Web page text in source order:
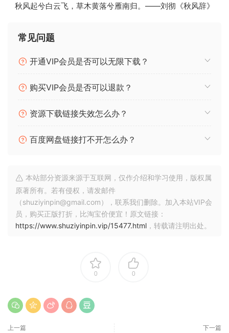
擎与 IK 业界领先的磁带建模技术相结合，重现了 60 年代和 70
样本播放器和声码器。
深度采样，以及一系列带有磁带处理功能的全新原声“非 Tron”
友 Tron 声音。
概述
– 8GB 虚拟乐器集合，包含广受欢迎的复古和磁带采样器
– 每个预设可以从 400 多个可用曲目中加载三首曲目进行分
割、分层和独奏
– 包含现代非 Tron 和复古数字样本乐器的集合
– 包括为传统用户更新的 IK 原始 SampleTron 的全部内容
– 样本加载功能通过 IK 的磁带建模 DSP 创建用户 Tron 声音
– 独立操作或 SampleTron 2 可以作为 SampleTank 4 中的库
从哥特式到粗犷式，
SampleTron 2 配备了一个包含超过 400 首“曲目”的庞大库，
您可以将它们加载到任何预设中 – 最多可同时加载 3 个 – 然后
秋风起兮白云飞，草木黄落兮雁南归。——刘彻《秋风辞》
常见问题
开通VIP会员是否可以无限下载？
购买VIP会员是否可以退款？
资源下载链接失效怎么办？
百度网盘链接打不开怎么办？
本站部分资源来源于互联网，仅作介绍和学习使用，版权属
原著所有。若有侵权，请发邮件
（shuziyinpin@gmail.com），联系我们删除。加入本站VIP会
员，购买正版打折，比淘宝价便宜！原文链接：
https://www.shuziyinpin.vip/15477.html ，转载请注明出处。
0 0
上一篇 下一篇